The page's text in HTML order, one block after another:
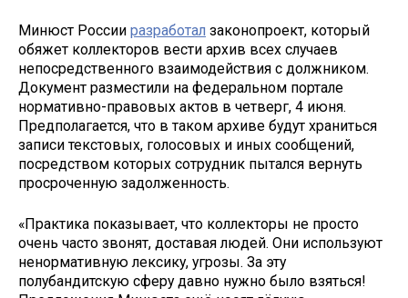
Минюст России разработал законопроект, который
обяжет коллекторов вести архив всех случаев
непосредственного взаимодействия с должником.
Документ разместили на федеральном портале
нормативно-правовых актов в четверг, 4 июня.
Предполагается, что в таком архиве будут храниться
записи текстовых, голосовых и иных сообщений,
посредством которых сотрудник пытался вернуть
просроченную задолженность.
«Практика показывает, что коллекторы не просто
очень часто звонят, доставая людей. Они используют
ненормативную лексику, угрозы. За эту
полубандитскую сферу давно нужно было взяться!